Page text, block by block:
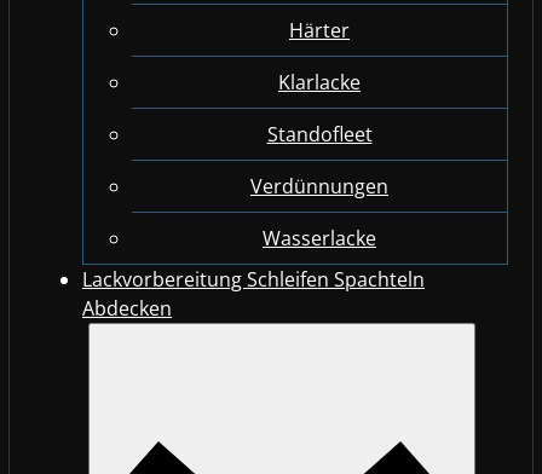
Härter
Klarlacke
Standofleet
Verdünnungen
Wasserlacke
Lackvorbereitung Schleifen Spachteln
Abdecken